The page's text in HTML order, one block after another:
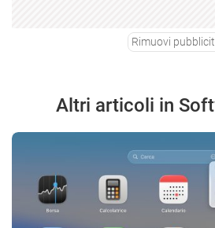
Rimuovi
Altri articoli in